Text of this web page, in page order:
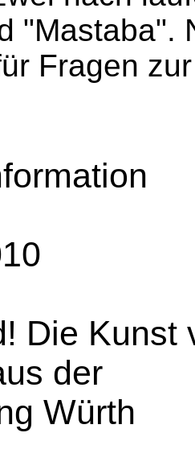
"Mastaba".
Fragen
Die Kunst
der
Würth